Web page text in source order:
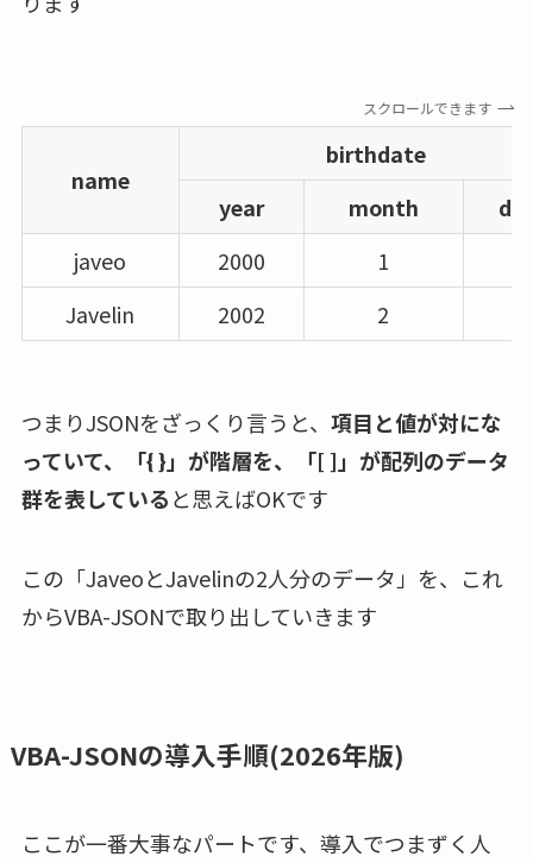
スクロールできます
name
birthdate
year
month
javeo
2000 1
Javelin
2002 2
つまりJSONをざっくり言うと、 項目と値が対にな
っていて、「{ }」が階層を、「[ ]」が配列のデータ
群を表していると思えばOKです
この「JaveoとJavelinの2人分のデータ」を、これ
からVBA-JSONで取り出していきます
VBA-JSONの導入手順(2026年版)
ここが一番大事なパートです、導入でつまずく人